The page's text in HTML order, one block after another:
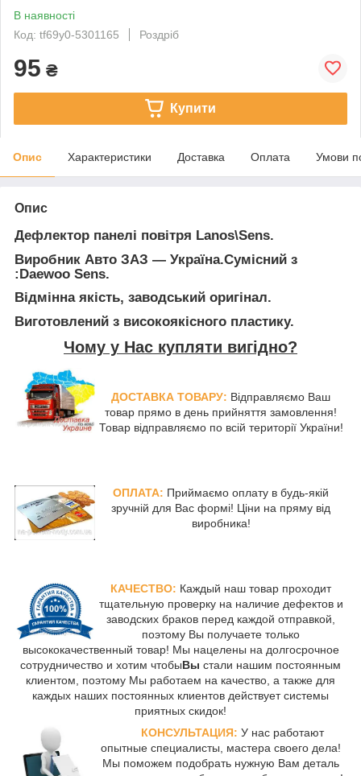
В наявності
Код: tf69y0-5301165
Роздріб
95 ₴
Купити
Опис Характеристики Доставка Оплата Умови
Опис
Дефлектор панелі повітря Lanos\Sens.
Виробник Авто ЗАЗ ― Україна.Сумісний з
:Daewoo Sens.
Відмінна якість, заводський оригінал.
Виготовлений з високоякісного пластику.
Чому у Нас купляти вигідно?
ДОСТАВКА ТОВАРУ: Відправляємо Ваш
товар прямо в день прийняття замовлення!
Товар відправляємо по всій території України!
ОПЛАТА: Приймаємо оплату в будь-якій
зручній для Вас формі! Ціни на пряму від
виробника!
КАЧЕСТВО: Каждый наш товар проходит
тщательную проверку на наличие дефектов и
заводских браков перед каждой отправкой,
поэтому Вы получаете только
высококачественный товар! Мы нацелены на долгосрочное
сотрудничество и хотим чтобыВы стали нашим постоянным
клиентом, поэтому Мы работаем на качество, а также для
каждых наших постоянных клиентов действует системы
приятных скидок!
КОНСУЛЬТАЦИЯ: У нас работают
опытные специалисты, мастера своего дела!
Мы поможем подобрать нужную Вам деталь